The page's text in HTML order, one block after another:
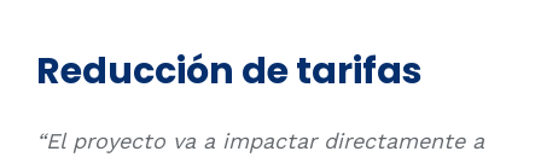
Reducción de tarifas
“El proyecto va a impactar directamente a